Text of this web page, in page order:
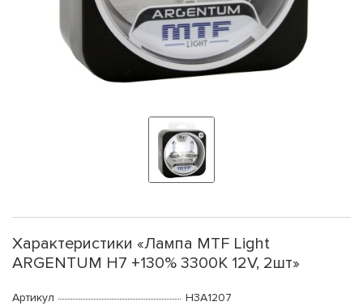
Характеристики «Лампа MTF Light
ARGENTUM H7 +130% 3300К 12V, 2шт»
Артикул
H3A1207